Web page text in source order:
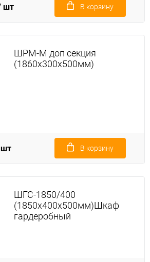
шт В корзину
ШРМ-М доп секция
(1860х300х500мм)
В корзину
ШГС-1850/400
(1850х400х500мм)Шкаф
гардеробный